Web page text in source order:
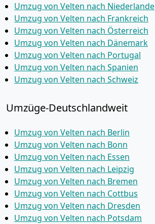
Umzug von Velten nach Niederlande
Umzug von Velten nach Frankreich
Umzug von Velten nach Österreich
Umzug von Velten nach Dänemark
Umzug von Velten nach Portugal
Umzug von Velten nach Spanien
Umzug von Velten nach Schweiz
Umzüge-Deutschlandweit
Umzug von Velten nach Berlin
Umzug von Velten nach Bonn
Umzug von Velten nach Essen
Umzug von Velten nach Leipzig
Umzug von Velten nach Bremen
Umzug von Velten nach Cottbus
Umzug von Velten nach Dresden
Umzug von Velten nach Potsdam